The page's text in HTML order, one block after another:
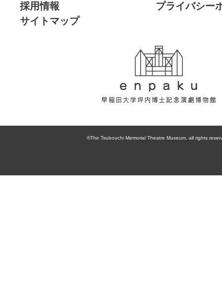
採用情報
プライバシー
サイトマップ
大学坪内博士記
念演劇博物館
©The Tsubouchi Memorial Theatre Museum, all rights